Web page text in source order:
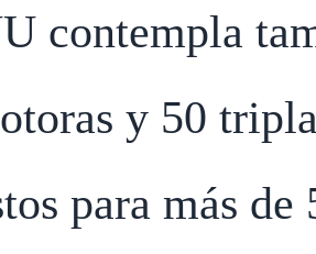
contempla
y 50
para más